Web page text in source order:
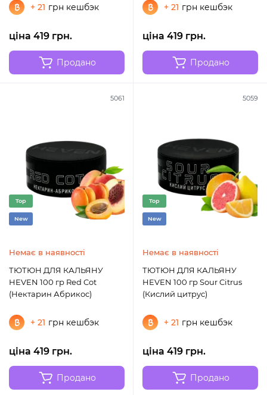
+ 21 грн кешбэк
ціна 419 грн.
Продано
+ 21 грн кешбэк
ціна 419 грн.
Продано
5061
Top
New
Немає в наявності
ТЮТЮН ДЛЯ КАЛЬЯНУ
HEVEN 100 гр Red Cot
(Нектарин Абрикос)
+ 21 грн кешбэк
ціна 419 грн.
Продано
5059
Top
New
Немає в наявності
ТЮТЮН ДЛЯ КАЛЬЯНУ
HEVEN 100 гр Sour Citrus
(Кислий цитрус)
+ 21 грн кешбэк
ціна 419 грн.
Продано